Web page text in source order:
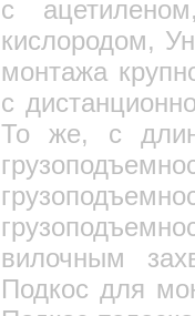
с
кислородом,
монтажа
с
То же, с
вилочным
Подкос для